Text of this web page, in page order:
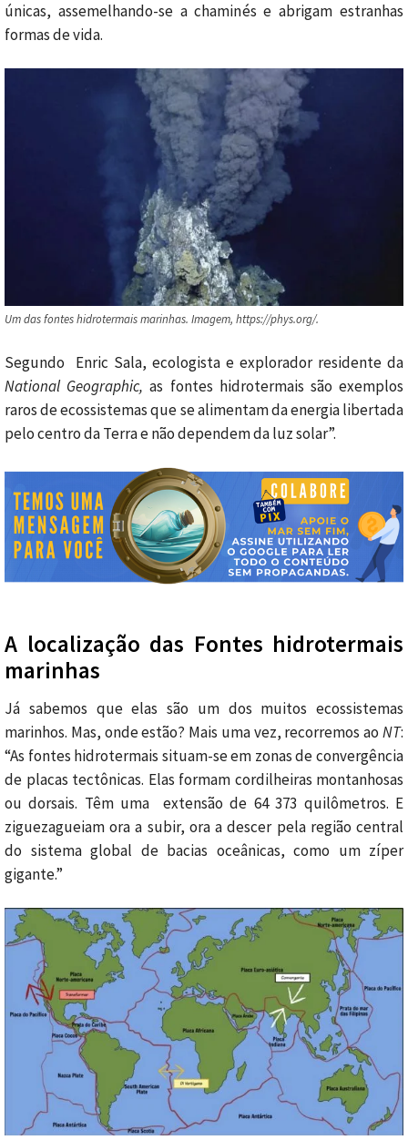
únicas, assemelhando-se a chaminés e abrigam estranhas
formas de vida.
Um das fontes hidrotermais marinhas. Imagem, https://phys.org/.
Segundo Enric Sala, ecologista e explorador residente da
National Geographic,as fontes hidrotermais são exemplos
raros de ecossistemas que se alimentam da energia libertada
pelo centro da Terra e não dependem da luz solar”.
A localização das Fontes hidrotermais
marinhas
Já sabemos que elas são um dos muitos ecossistemas
marinhos. Mas, onde estão? Mais uma vez, recorremos ao NT:
“As fontes hidrotermais situam-se em zonas de convergência
de placas tectônicas. Elas formam cordilheiras montanhosas
ou dorsais. Têm uma extensão de 64 373 quilômetros. E
ziguezagueiam ora a subir, ora a descer pela região central
do sistema global de bacias oceânicas, como um zíper
gigante.”